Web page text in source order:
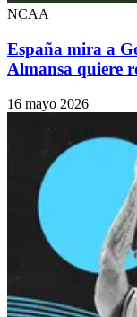
NCAA
España mira a
Almansa quiere
16 mayo 2026